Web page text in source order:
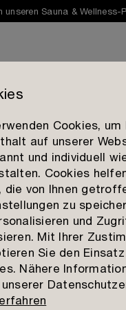
Sauna & Wellness-
& Beratung
aufnehmen
| Sauna im Poolhaus
der
kalt,
ist
Cookies, um
auf unserer
und individuell
Cookies
die von Ihnen
zu
und
Mit Ihrer
Sie den Einsatz
Nähere